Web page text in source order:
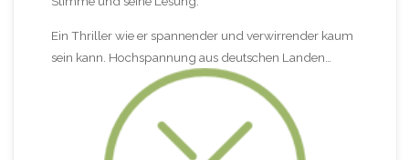
Ein Thriller wie er spannender und verwirrender kaum
sein kann. Hochspannung aus deutschen Landen…